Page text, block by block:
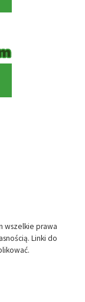
wszelkie prawa
Linki do